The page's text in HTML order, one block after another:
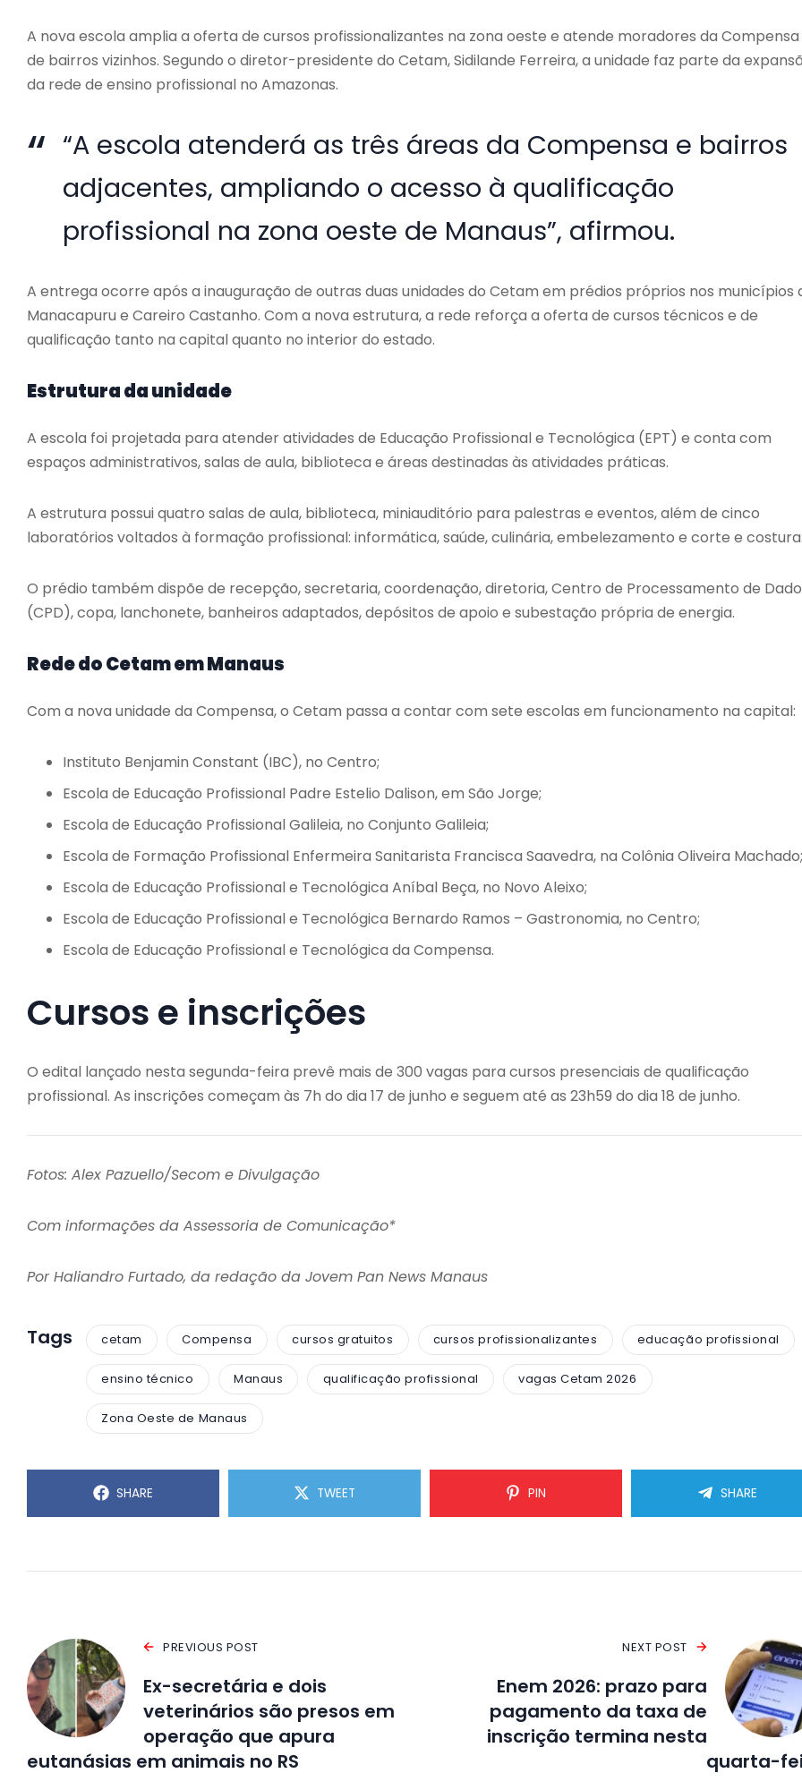
A nova escola amplia a oferta de cursos profissionalizantes na zona oeste e atende moradores da
de bairros vizinhos. Segundo o diretor-presidente do Cetam, Sidilande Ferreira, a unidade faz parte da
da rede de ensino profissional no Amazonas.
“A escola atenderá as três áreas da Compensa e bairros
adjacentes, ampliando o acesso à qualificação
profissional na zona oeste de Manaus”, afirmou.
A entrega ocorre após a inauguração de outras duas unidades do Cetam em prédios próprios nos municípios
Manacapuru e Careiro Castanho. Com a nova estrutura, a rede reforça a oferta de cursos técnicos e de
qualificação tanto na capital quanto no interior do estado.
Estrutura da unidade
A escola foi projetada para atender atividades de Educação Profissional e Tecnológica (EPT) e conta com
espaços administrativos, salas de aula, biblioteca e áreas destinadas às atividades práticas.
A estrutura possui quatro salas de aula, biblioteca, miniauditório para palestras e eventos, além de cinco
laboratórios voltados à formação profissional: informática, saúde, culinária, embelezamento e corte e
O prédio também dispõe de recepção, secretaria, coordenação, diretoria, Centro de Processamento de
(CPD), copa, lanchonete, banheiros adaptados, depósitos de apoio e subestação própria de energia.
Rede do Cetam em Manaus
Com a nova unidade da Compensa, o Cetam passa a contar com sete escolas em funcionamento na capital:
Instituto Benjamin Constant (IBC), no Centro;
Escola de Educação Profissional Padre Estelio Dalison, em São Jorge;
Escola de Educação Profissional Galileia, no Conjunto Galileia;
Escola de Formação Profissional Enfermeira Sanitarista Francisca Saavedra, na Colônia Oliveira Machado;
Escola de Educação Profissional e Tecnológica Aníbal Beça, no Novo Aleixo;
Escola de Educação Profissional e Tecnológica Bernardo Ramos – Gastronomia, no Centro;
Escola de Educação Profissional e Tecnológica da Compensa.
Cursos e inscrições
O edital lançado nesta segunda-feira prevê mais de 300 vagas para cursos presenciais de qualificação
profissional. As inscrições começam às 7h do dia 17 de junho e seguem até as 23h59 do dia 18 de junho.
Fotos: Alex Pazuello/Secom e Divulgação
Com informações da Assessoria de Comunicação*
Por Haliandro Furtado, da redação da Jovem Pan News Manaus
Tags cetam Compensa cursos gratuitos cursos profissionalizantes educação profissional
ensino técnico Manaus qualificação profissional vagas Cetam 2026
Zona Oeste de Manaus
SHARE TWEET PIN SHARE
PREVIOUS POST
Ex-secretária e dois
veterinários são presos em
operação que apura
eutanásias em animais no RS
NEXT POST
Enem 2026: prazo para
pagamento da taxa de
inscrição termina nesta
quarta-